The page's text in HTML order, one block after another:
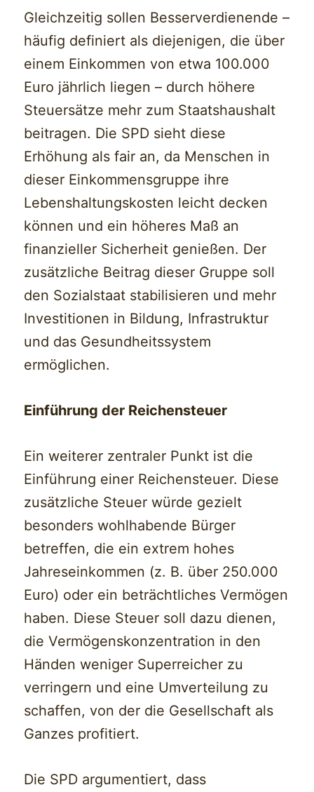
Gleichzeitig sollen Besserverdienende –
häufig definiert als diejenigen, die über
einem Einkommen von etwa 100.000
Euro jährlich liegen – durch höhere
Steuersätze mehr zum Staatshaushalt
beitragen. Die SPD sieht diese
Erhöhung als fair an, da Menschen in
dieser Einkommensgruppe ihre
Lebenshaltungskosten leicht decken
können und ein höheres Maß an
finanzieller Sicherheit genießen. Der
zusätzliche Beitrag dieser Gruppe soll
den Sozialstaat stabilisieren und mehr
Investitionen in Bildung, Infrastruktur
und das Gesundheitssystem
ermöglichen.
Einführung der Reichensteuer
Ein weiterer zentraler Punkt ist die
Einführung einer Reichensteuer. Diese
zusätzliche Steuer würde gezielt
besonders wohlhabende Bürger
betreffen, die ein extrem hohes
Jahreseinkommen (z. B. über 250.000
Euro) oder ein beträchtliches Vermögen
haben. Diese Steuer soll dazu dienen,
die Vermögenskonzentration in den
Händen weniger Superreicher zu
verringern und eine Umverteilung zu
schaffen, von der die Gesellschaft als
Ganzes profitiert.
Die SPD argumentiert, dass